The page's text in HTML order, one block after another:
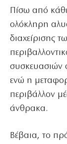
Πίσω από
ολόκληρη
διαχείρισης
συσκευασιών
ενώ η
περιβάλλον
άνθρακα.
Βέβαια, το